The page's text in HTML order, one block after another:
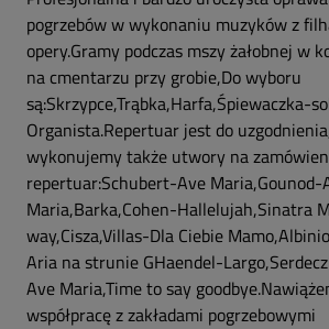
pogrzebów w wykonaniu muzyków z
opery.Gramy podczas mszy żałobnej w
na cmentarzu przy grobie,Do wyboru
są:Skrzypce,Trąbka,Harfa,Śpiewaczka-
Organista.Repertuar jest do
wykonujemy także utwory na
repertuar:Schubert-Ave Maria,Gounod-
Maria,Barka,Cohen-Hallelujah,Sinatra
way,Cisza,Villas-Dla Ciebie
Aria na strunie GHaendel-
Ave Maria,Time to say
współpracę z zakładami pogrzebowymi